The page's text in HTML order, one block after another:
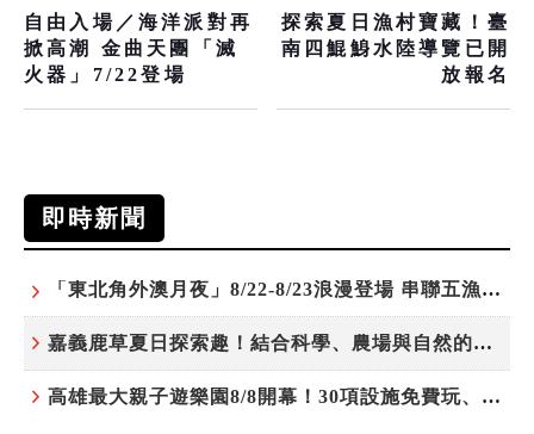
自由入場／海洋派對再
掀高潮 金曲天團「滅
火器」7/22登場
探索夏日漁村寶藏！臺
南四鯤鯓水陸導覽已開
放報名
即時新聞
「東北角外澳月夜」8/22-8/23浪漫登場 串聯五漁村、音樂、市集、火舞與慢旅共度夏夜
嘉義鹿草夏日探索趣！結合科學、農場與自然的親子小旅行
高雄最大親子遊樂園8/8開幕！30項設施免費玩、YOYO家族嗨翻暑假